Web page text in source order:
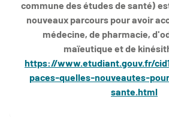
commune des études de santé)
nouveaux parcours pour avoir
médecine, de pharmacie,
maïeutique et de
https://www.etudiant.gouv.fr/
paces-quelles-nouveautes-
sante.html